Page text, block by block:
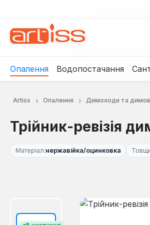
Опалення Водопостачання
Artiss Опалення Димоходи та
Трійник-ревізія
Матеріал:нержавійка/оцинковка
Пропустити галерею зображень